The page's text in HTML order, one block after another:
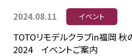
2024.08.11 イベント
TOTOリモデルクラブin福岡
2024 イベントご案内